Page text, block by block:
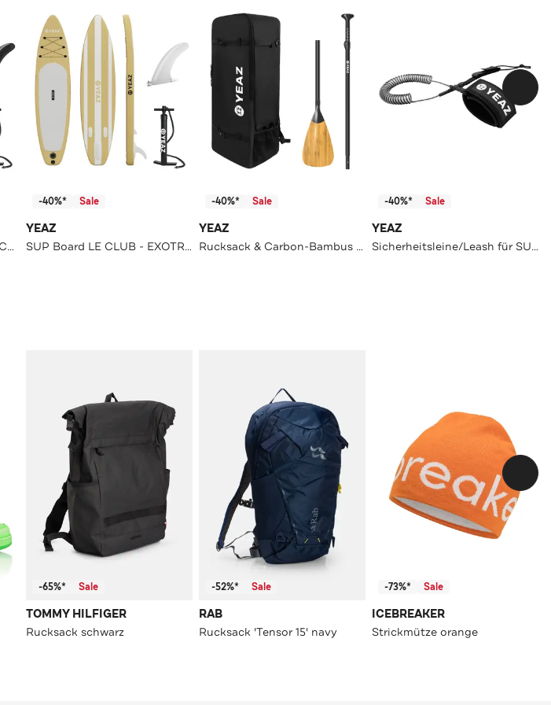
SUP Board BAIA - EXOTRACE -
-40%* Sale
YEAZ
SUP Board LE CLUB - EXOTRACE PRO -
-40%* Sale
YEAZ
Rucksack & Carbon-Bambus Paddel KIT BAMBOO
-40%* Sale
YEAZ
Sicherheitsleine/Leash für SUP NUI
-65%* Sale
TOMMY HILFIGER
Rucksack schwarz
-52%* Sale
RAB
Rucksack 'Tensor 15' navy
-73%* Sale
ICEBREAKER
Strickmütze orange